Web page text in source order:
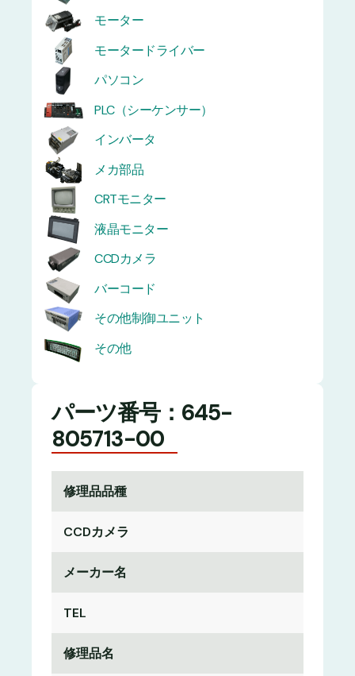
モーター
モータードライバー
パソコン
PLC（シーケンサー）
インバータ
メカ部品
CRTモニター
液晶モニター
CCDカメラ
バーコード
その他制御ユニット
その他
パーツ番号：645-
805713-00
修理品品種
CCDカメラ
メーカー名
TEL
修理品名